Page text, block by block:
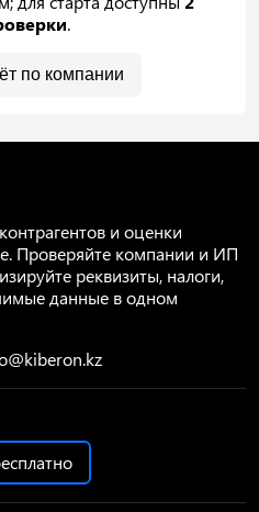
.
по компании
и оценки
Проверяйте компании и ИП
реквизиты, налоги,
данные в одном